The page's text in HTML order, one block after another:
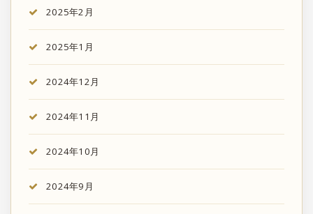
2025年2月
2025年1月
2024年12月
2024年11月
2024年10月
2024年9月